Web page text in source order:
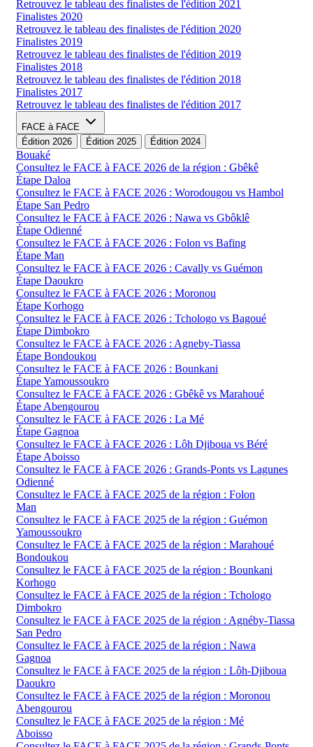
Retrouvez le tableau des finalistes de l'édition 2021
Finalistes 2020
Retrouvez le tableau des finalistes de l'édition 2020
Finalistes 2019
Retrouvez le tableau des finalistes de l'édition 2019
Finalistes 2018
Retrouvez le tableau des finalistes de l'édition 2018
Finalistes 2017
Retrouvez le tableau des finalistes de l'édition 2017
FACE à FACE
Édition 2026
Édition 2025 Édition 2024
Bouaké
Consultez le FACE à FACE 2026 de la région : Gbêkê
Étape Daloa
Consultez le FACE à FACE 2026 : Worodougou vs Hambol
Étape San Pedro
Consultez le FACE à FACE 2026 : Nawa vs Gbôklê
Étape Odienné
Consultez le FACE à FACE 2026 : Folon vs Bafing
Étape Man
Consultez le FACE à FACE 2026 : Cavally vs Guémon
Étape Daoukro
Consultez le FACE à FACE 2026 : Moronou
Étape Korhogo
Consultez le FACE à FACE 2026 : Tchologo vs Bagoué
Étape Dimbokro
Consultez le FACE à FACE 2026 : Agneby-Tiassa
Étape Bondoukou
Consultez le FACE à FACE 2026 : Bounkani
Étape Yamoussoukro
Consultez le FACE à FACE 2026 : Gbêkê vs Marahoué
Étape Abengourou
Consultez le FACE à FACE 2026 : La Mé
Étape Gagnoa
Consultez le FACE à FACE 2026 : Lôh Djiboua vs Béré
Étape Aboisso
Consultez le FACE à FACE 2026 : Grands-Ponts vs Lagunes
Odienné
Consultez le FACE à FACE 2025 de la région : Folon
Man
Consultez le FACE à FACE 2025 de la région : Guémon
Yamoussoukro
Consultez le FACE à FACE 2025 de la région : Marahoué
Bondoukou
Consultez le FACE à FACE 2025 de la région : Bounkani
Korhogo
Consultez le FACE à FACE 2025 de la région : Tchologo
Dimbokro
Consultez le FACE à FACE 2025 de la région : Agnéby-Tiassa
San Pedro
Consultez le FACE à FACE 2025 de la région : Nawa
Gagnoa
Consultez le FACE à FACE 2025 de la région : Lôh-Djiboua
Daoukro
Consultez le FACE à FACE 2025 de la région : Moronou
Abengourou
Consultez le FACE à FACE 2025 de la région : Mé
Aboisso